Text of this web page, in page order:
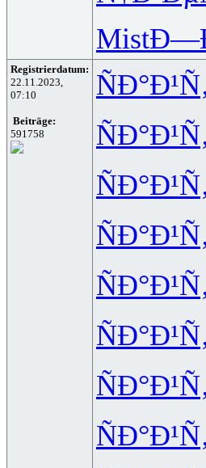
Mist
Registrierdatum:
22.11.2023,
07:10
Beiträge:
591758